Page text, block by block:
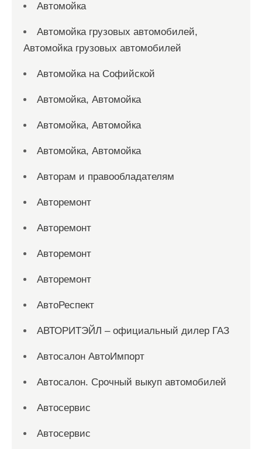
Автомойка
Автомойка грузовых автомобилей,
Автомойка грузовых автомобилей
Автомойка на Софийской
Автомойка, Автомойка
Автомойка, Автомойка
Автомойка, Автомойка
Авторам и правообладателям
Авторемонт
Авторемонт
Авторемонт
Авторемонт
АвтоРеспект
АВТОРИТЭЙЛ – официальный дилер ГАЗ
Автосалон АвтоИмпорт
Автосалон. Срочный выкуп автомобилей
Автосервис
Автосервис